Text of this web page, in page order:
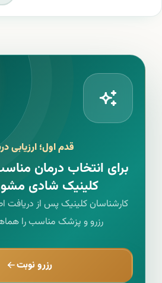
قدم اول؛ ارزیابی
برای انتخاب درمان
کلینیک شادی
کارشناسان کلینیک پس از دریافت
رزرو و پزشک مناسب را
رزرو نوبت